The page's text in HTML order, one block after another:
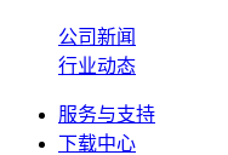
公司新闻
行业动态
服务与支持
下载中心